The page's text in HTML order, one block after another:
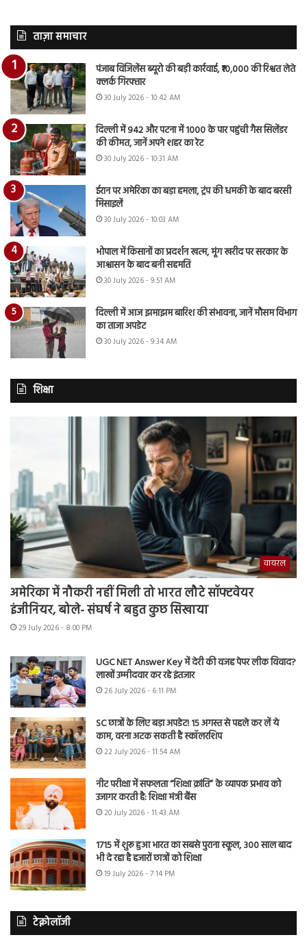
ताज़ा समाचार
पंजाब विजिलेंस ब्यूरो की बड़ी कार्रवाई, ₹10,000 की रिश्वत लेते
क्लर्क गिरफ्तार
30 July 2026 - 10:42 AM
दिल्ली में 942 और पटना में 1000 के पार पहुंची गैस सिलेंडर
की कीमत, जानें अपने शहर का रेट
30 July 2026 - 10:31 AM
ईरान पर अमेरिका का बड़ा हमला, ट्रंप की धमकी के बाद बरसी
मिसाइलें
30 July 2026 - 10:03 AM
भोपाल में किसानों का प्रदर्शन खत्म, मूंग खरीद पर सरकार के
आश्वासन के बाद बनी सहमति
30 July 2026 - 9:51 AM
दिल्ली में आज झमाझम बारिश की संभावना, जानें मौसम विभाग
का ताजा अपडेट
30 July 2026 - 9:34 AM
शिक्षा
वायरल
अमेरिका में नौकरी नहीं मिली तो भारत लौटे सॉफ्टवेयर
इंजीनियर, बोले- संघर्ष ने बहुत कुछ सिखाया
29 July 2026 - 8:00 PM
UGC NET Answer Key में देरी की वजह पेपर लीक विवाद?
लाखों उम्मीदवार कर रहे इंतजार
26 July 2026 - 6:11 PM
SC छात्रों के लिए बड़ा अपडेट! 15 अगस्त से पहले कर लें ये
काम, वरना अटक सकती है स्कॉलरशिप
22 July 2026 - 11:54 AM
नीट परीक्षा में सफलता “शिक्षा क्रांति” के व्यापक प्रभाव को
उजागर करती है: शिक्षा मंत्री बैंस
20 July 2026 - 11:43 AM
1715 में शुरू हुआ भारत का सबसे पुराना स्कूल, 300 साल बाद
भी दे रहा है हजारों छात्रों को शिक्षा
19 July 2026 - 7:14 PM
टेक्नोलॉजी